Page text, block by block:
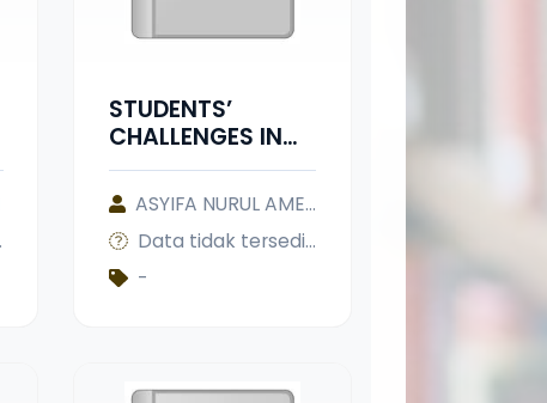
STUDENTS’
CHALLENGES IN
WRITING
EXPOSITORY
TEXT: A STUDY OF
THIRD SEMESTER
OF ENGLISH
YUNUS
ASYIFA NURUL AMELIA
Data tidak tersedia
-